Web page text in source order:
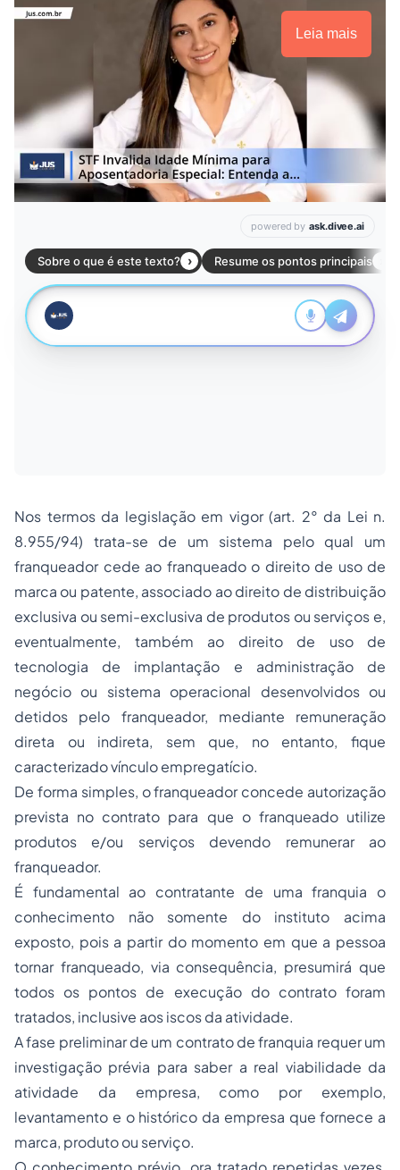
Leia mais
Nos termos da legislação em vigor (art. 2° da Lei n.
8.955/94) trata-se de um sistema pelo qual um
franqueador cede ao franqueado o direito de uso de
marca ou patente, associado ao direito de distribuição
exclusiva ou semi-exclusiva de produtos ou serviços e,
eventualmente, também ao direito de uso de
tecnologia de implantação e administração de
negócio ou sistema operacional desenvolvidos ou
detidos pelo franqueador, mediante remuneração
direta ou indireta, sem que, no entanto, fique
caracterizado vínculo empregatício.
De forma simples, o franqueador concede autorização
prevista no contrato para que o franqueado utilize
produtos e/ou serviços devendo remunerar ao
franqueador.
É fundamental ao contratante de uma franquia o
conhecimento não somente do instituto acima
exposto, pois a partir do momento em que a pessoa
tornar franqueado, via consequência, presumirá que
todos os pontos de execução do contrato foram
tratados, inclusive aos iscos da atividade.
A fase preliminar de um contrato de franquia requer um
investigação prévia para saber a real viabilidade da
atividade da empresa, como por exemplo,
levantamento e o histórico da empresa que fornece a
marca, produto ou serviço.